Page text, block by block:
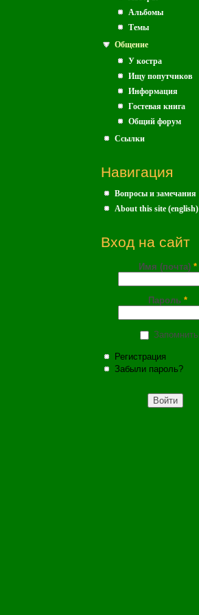
Альбомы
Темы
Общение
У костра
Ищу попутчиков
Информация
Гостевая книга
Общий форум
Ссылки
Навигация
Вопросы и замечания
About this site (english)
Вход на сайт
Имя (почта) *
Пароль *
Запомнить
Регистрация
Забыли пароль?